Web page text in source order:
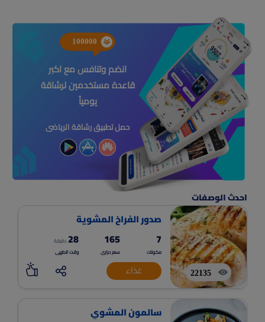
100000
انضم وتنافس مع اكبر
قاعدة مستخدمين لرشاقة
يومياً
حمل تطبيق رشاقة الرياضى
احدث الوصفات
22135
صدور الفراخ المشوية
7
مكونات
165
سعر حرارى
28 دقيقة
وقت الطهى
غذاء
سالمون المشوي